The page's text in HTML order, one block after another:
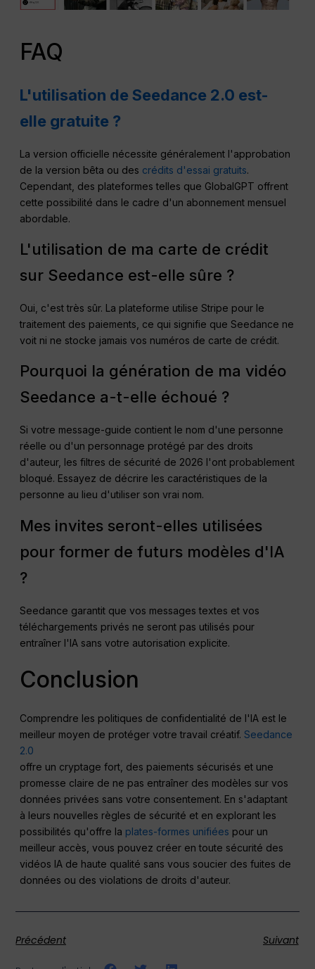
FAQ
L'utilisation de Seedance 2.0 est-
elle gratuite ?
La version officielle nécessite généralement l'approbation
de la version bêta ou des crédits d'essai gratuits.
Cependant, des plateformes telles que GlobalGPT offrent
cette possibilité dans le cadre d'un abonnement mensuel
abordable.
L'utilisation de ma carte de crédit
sur Seedance est-elle sûre ?
Oui, c'est très sûr. La plateforme utilise Stripe pour le
traitement des paiements, ce qui signifie que Seedance ne
voit ni ne stocke jamais vos numéros de carte de crédit.
Pourquoi la génération de ma vidéo
Seedance a-t-elle échoué ?
Si votre message-guide contient le nom d'une personne
réelle ou d'un personnage protégé par des droits
d'auteur, les filtres de sécurité de 2026 l'ont probablement
bloqué. Essayez de décrire les caractéristiques de la
personne au lieu d'utiliser son vrai nom.
Mes invites seront-elles utilisées
pour former de futurs modèles d'IA
?
Seedance garantit que vos messages textes et vos
téléchargements privés ne seront pas utilisés pour
entraîner l'IA sans votre autorisation explicite.
Conclusion
Comprendre les politiques de confidentialité de l'IA est le
meilleur moyen de protéger votre travail créatif.Seedance
2.0
offre un cryptage fort, des paiements sécurisés et une
promesse claire de ne pas entraîner des modèles sur vos
données privées sans votre consentement. En s'adaptant
à leurs nouvelles règles de sécurité et en explorant les
possibilités qu'offre la plates-formes unifiées pour un
meilleur accès, vous pouvez créer en toute sécurité des
vidéos IA de haute qualité sans vous soucier des fuites de
données ou des violations de droits d'auteur.
Précédent Suivant